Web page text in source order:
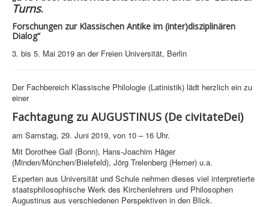
Turns.
Forschungen zur Klassischen Antike im (inter)disziplinären
Dialog“
3. bis 5. Mai 2019 an der Freien Universität, Berlin
Der Fachbereich Klassische Philologie (Latinistik) lädt herzlich ein zu
einer
Fachtagung zu AUGUSTINUS (De civitateDei)
am Samstag, 29. Juni 2019, von 10 – 16 Uhr.
Mit Dorothee Gall (Bonn), Hans-Joachim Häger
(Minden/München/Bielefeld), Jörg Trelenberg (Hemer) u.a.
Experten aus Universität und Schule nehmen dieses viel interpretierte
staatsphilosophische Werk des Kirchenlehrers und Philosophen
Augustinus aus verschiedenen Perspektiven in den Blick.